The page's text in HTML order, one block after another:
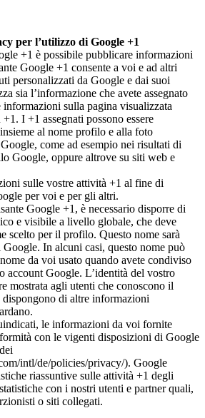
per l’utilizzo di Google +1
+1 è possibile pubblicare informazioni
Google +1 consente a voi e ad altri
personalizzati da Google e dai suoi
sia l’informazione che avete assegnato
sulla pagina visualizzata
I +1 assegnati possono essere
al nome profilo e alla foto
come ad esempio nei risultati di
Google, oppure altrove su siti web e
sulle vostre attività +1 al fine di
per voi e per gli altri.
Google +1, è necessario disporre di
e visibile a livello globale, che deve
scelto per il profilo. Questo nome sarà
In alcuni casi, questo nome può
da voi usato quando avete condiviso
account Google. L’identità del vostro
mostrata agli utenti che conoscono il
di altre informazioni
le informazioni da voi fornite
con le vigenti disposizioni di Google
intl/de/policies/privacy/). Google
riassuntive sulle attività +1 degli
con i nostri utenti e partner quali,
o siti collegati.